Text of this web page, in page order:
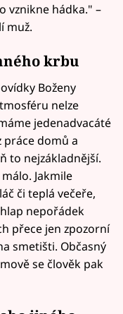
vznikne hádka." –
muž.
krbu
Boženy
nelze
jedenadvacáté
práce domů a
to nejzákladnější.
Jakmile
či teplá večeře,
nepořádek
přece jen zpozorní
smetišti. Občasný
se člověk pak